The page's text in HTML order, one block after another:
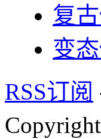
复
变
RSS订阅